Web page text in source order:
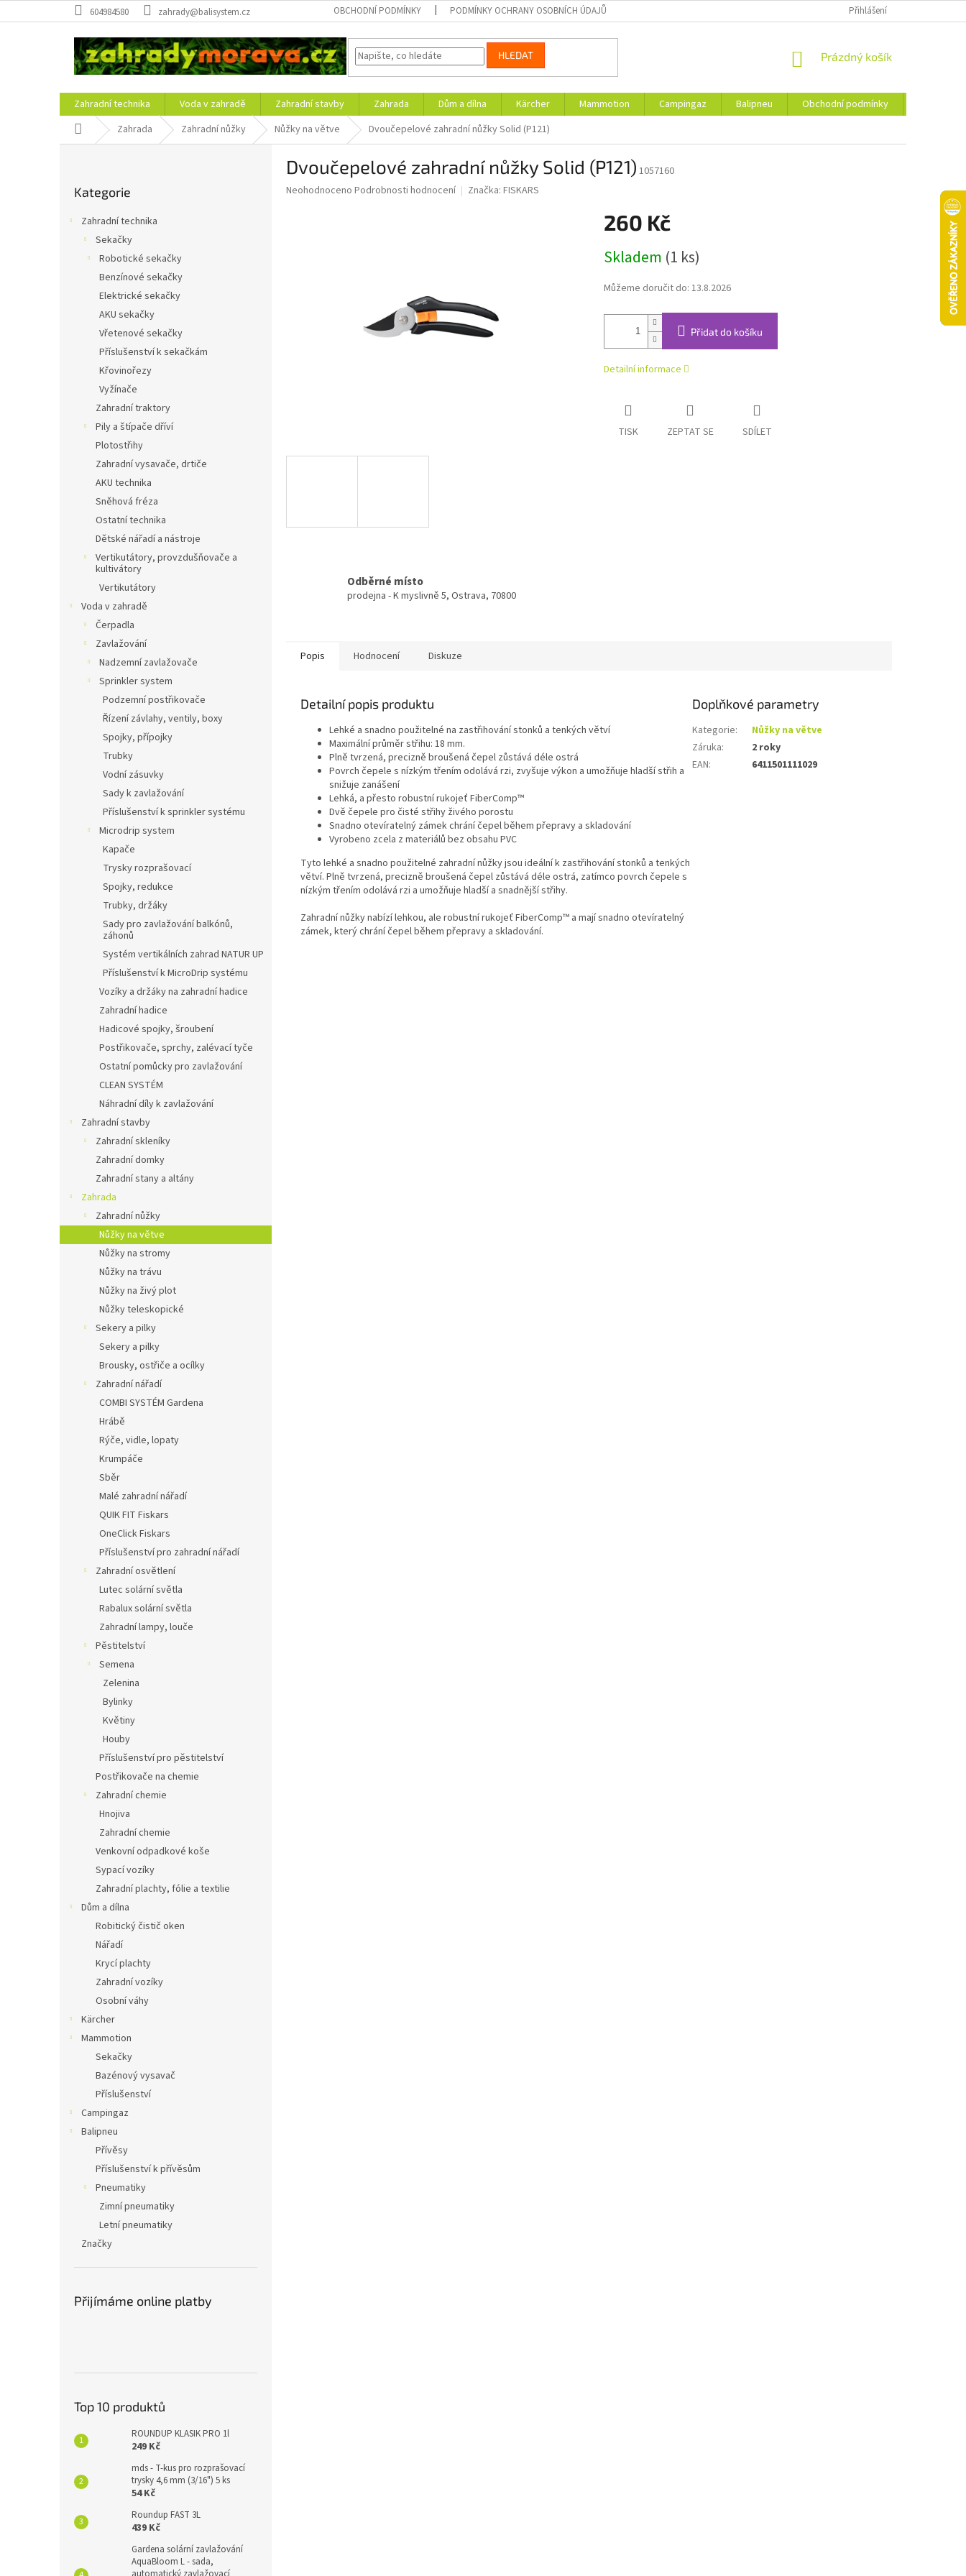
na
604984580 zahrady@balisystem.cz OBCHODNÍ PODMÍNKY PODMÍNKY OCHRANY OSOBNÍCH ÚDAJŮ Přihlášení
HLEDAT
NÁKUPNÍ
Prázdný košík
Zahradní technika Voda v zahradě Zahradní stavby Zahrada Dům a dílna Kärcher Mammotion Campingaz Balipneu Obchodní podmínky
Domů Zahrada Zahradní nůžky Nůžky na větve Dvoučepelové zahradní nůžky Solid (P121)
kategorie
Kategorie
Zahradní technika
Sekačky
Robotické sekačky
Benzínové sekačky
Elektrické sekačky
AKU sekačky
Vřetenové sekačky
Příslušenství k sekačkám
Křovinořezy
Vyžínače
Zahradní traktory
Pily a štípače dříví
Plotostřihy
Zahradní vysavače, drtiče
AKU technika
Sněhová fréza
Ostatní technika
Dětské nářadí a nástroje
Vertikutátory, provzdušňovače a
kultivátory
Vertikutátory
Voda v zahradě
Čerpadla
Zavlažování
Nadzemní zavlažovače
Sprinkler system
Podzemní postřikovače
Řízení závlahy, ventily, boxy
Spojky, přípojky
Trubky
Vodní zásuvky
Sady k zavlažování
Příslušenství k sprinkler systému
Microdrip system
Kapače
Trysky rozprašovací
Spojky, redukce
Trubky, držáky
Sady pro zavlažování balkónů,
záhonů
Systém vertikálních zahrad NATUR UP
Příslušenství k MicroDrip systému
Vozíky a držáky na zahradní hadice
Zahradní hadice
Hadicové spojky, šroubení
Postřikovače, sprchy, zalévací tyče
Ostatní pomůcky pro zavlažování
CLEAN SYSTÉM
Náhradní díly k zavlažování
Zahradní stavby
Zahradní skleníky
Zahradní domky
Zahradní stany a altány
Zahrada
Zahradní nůžky
Nůžky na větve
Nůžky na stromy
Nůžky na trávu
Nůžky na živý plot
Nůžky teleskopické
Sekery a pilky
Sekery a pilky
Brousky, ostřiče a ocílky
Zahradní nářadí
COMBI SYSTÉM Gardena
Hrábě
Rýče, vidle, lopaty
Krumpáče
Sběr
Malé zahradní nářadí
QUIK FIT Fiskars
OneClick Fiskars
Příslušenství pro zahradní nářadí
Zahradní osvětlení
Lutec solární světla
Rabalux solární světla
Zahradní lampy, louče
Pěstitelství
Semena
Zelenina
Bylinky
Květiny
Houby
Příslušenství pro pěstitelství
Postřikovače na chemie
Zahradní chemie
Hnojiva
Zahradní chemie
Venkovní odpadkové koše
Sypací vozíky
Zahradní plachty, fólie a textilie
Dům a dílna
Robitický čistič oken
Nářadí
Krycí plachty
Zahradní vozíky
Osobní váhy
Kärcher
Mammotion
Sekačky
Bazénový vysavač
Příslušenství
Campingaz
Balipneu
Přívěsy
Příslušenství k přívěsům
Pneumatiky
Zimní pneumatiky
Letní pneumatiky
Značky
Přijímáme online platby
Top 10 produktů
ROUNDUP KLASIK PRO 1l
249 Kč
mds - T-kus pro rozprašovací
trysky 4,6 mm (3/16") 5 ks
54 Kč
Roundup FAST 3L
439 Kč
Gardena solární zavlažování
AquaBloom L - sada,
Dvoučepelové zahradní nůžky Solid (P121) 1057160
Průměrné
Neohodnoceno Podrobnosti hodnocení Značka: FISKARS
260 Kč
cena:
Skladem (1 ks)
Můžeme doručit do: 13.8.2026
Přidat do košíku
Detailní informace
TISK ZEPTAT SE SDÍLET
Odběrné místo
prodejna - K myslivně 5, Ostrava, 70800
Popis Hodnocení Diskuze
Detailní popis produktu
Lehké a snadno použitelné na zastřihování stonků a tenkých větví
Maximální průměr střihu: 18 mm.
Plně tvrzená, precizně broušená čepel zůstává déle ostrá
Povrch čepele s nízkým třením odolává rzi, zvyšuje výkon a umožňuje hladší střih a
snižuje zanášení
Lehká, a přesto robustní rukojeť FiberComp™
Dvě čepele pro čisté střihy živého porostu
Snadno otevíratelný zámek chrání čepel během přepravy a skladování
Vyrobeno zcela z materiálů bez obsahu PVC
Tyto lehké a snadno použitelné zahradní nůžky jsou ideální k zastřihování stonků a tenkých
větví. Plně tvrzená, precizně broušená čepel zůstává déle ostrá, zatímco povrch čepele s
nízkým třením odolává rzi a umožňuje hladší a snadnější střihy.
Zahradní nůžky nabízí lehkou, ale robustní rukojeť FiberComp™ a mají snadno otevíratelný
zámek, který chrání čepel během přepravy a skladování.
Doplňkové parametry
Kategorie:
Nůžky na větve
Záruka:
2 roky
EAN: 6411501111029